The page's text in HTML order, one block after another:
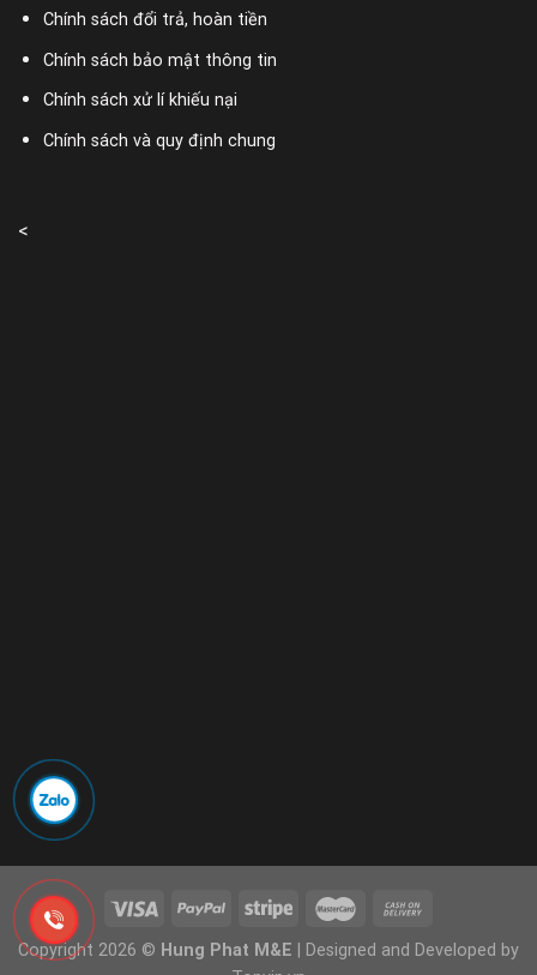
Chính sách đổi trả, hoàn tiền
Chính sách bảo mật thông tin
Chính sách xử lí khiếu nại
Chính sách và quy định chung
<
Copyright 2026 © Hung Phat M&E | Designed and Developed by